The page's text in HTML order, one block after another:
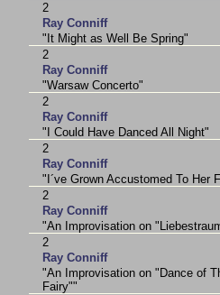
2
Ray Conniff
"It Might as Well Be Spring"
2
Ray Conniff
"Warsaw Concerto"
2
Ray Conniff
"I Could Have Danced All Night"
2
Ray Conniff
"I´ve Grown Accustomed To Her
2
Ray Conniff
"An Improvisation on
2
Ray Conniff
"An Improvisation on "Dance of
Fairy""